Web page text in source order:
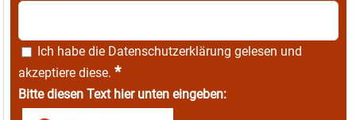
Ich habe die Datenschutzerklärung gelesen und
akzeptiere diese. *
Bitte diesen Text hier unten eingeben: